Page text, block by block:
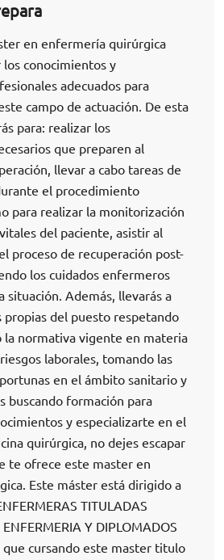
en enfermería quirúrgica
los conocimientos y
adecuados para
campo de actuación. De esta
para: realizar los
que preparen al
llevar a cabo tareas de
el procedimiento
para realizar la monitorización
del paciente, asistir al
proceso de recuperación post-
los cuidados enfermeros
situación. Además, llevarás a
propias del puesto respetando
normativa vigente en materia
laborales, tomando las
en el ámbito sanitario y
buscando formación para
y especializarte en el
quirúrgica, no dejes escapar
te ofrece este master en
Este máster está dirigido a
TITULADAS
Y DIPLOMADOS
que cursando este master titulo